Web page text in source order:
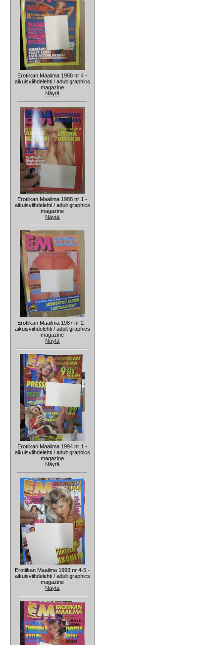
Erotiikan Maailma 1988 nr 4 -
aikuisviihdelehti / adult graphics
magazine
Näytä
Erotiikan Maailma 1988 nr 1 -
aikuisviihdelehti / adult graphics
magazine
Näytä
Erotiikan Maailma 1987 nr 2 -
aikuisviihdelehti / adult graphics
magazine
Näytä
Erotiikan Maailma 1994 nr 1 -
aikuisviihdelehti / adult graphics
magazine
Näytä
Erotiikan Maailma 1993 nr 4-5 -
aikuisviihdelehti / adult graphics
magazine
Näytä